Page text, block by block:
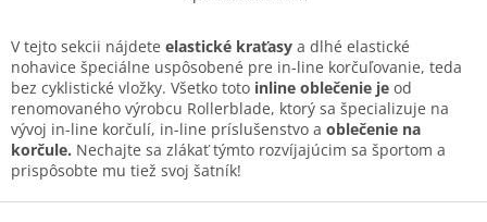
l
á
d
a
c
i
r
V tejto sekcii nájdete elastické kraťasy a dlhé elastické
nohavice špeciálne uspôsobené pre in-line korčuľovanie, teda
bez cyklistické vložky. Všetko toto inline oblečenie je od
renomovaného výrobcu Rollerblade, ktorý sa špecializuje na
vývoj in-line korčulí, in-line príslušenstvo a oblečenie na
korčule. Nechajte sa zlákať týmto rozvíjajúcim sa športom a
prispôsobte mu tiež svoj šatník!
Z